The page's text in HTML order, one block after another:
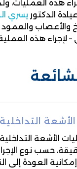
هذه العمليات،
الدكتور يسري
والأعصاب والعمود
لإجراء هذه
الأشعة
إلى 60 دقيقة، حسب نوع
العودة إلى